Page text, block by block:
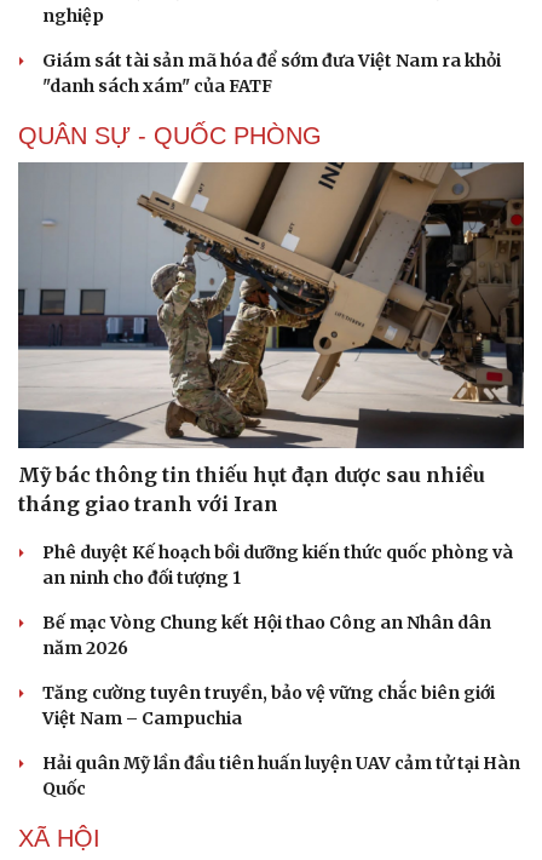
Sức khỏe
Dinh dưỡng - món ngon
Cây thuốc
Sản phụ khoa
Nhi khoa
Nam khoa
Phòng mạch online
Nhà đẹp
Blog
nghiệp
Giám sát tài sản mã hóa để sớm đưa Việt Nam ra khỏi
"danh sách xám" của FATF
QUÂN SỰ - QUỐC PHÒNG
Mỹ bác thông tin thiếu hụt đạn dược sau nhiều
tháng giao tranh với Iran
Phê duyệt Kế hoạch bồi dưỡng kiến thức quốc phòng và
an ninh cho đối tượng 1
Bế mạc Vòng Chung kết Hội thao Công an Nhân dân
năm 2026
Tăng cường tuyên truyền, bảo vệ vững chắc biên giới
Việt Nam – Campuchia
Hải quân Mỹ lần đầu tiên huấn luyện UAV cảm tử tại Hàn
Quốc
XÃ HỘI